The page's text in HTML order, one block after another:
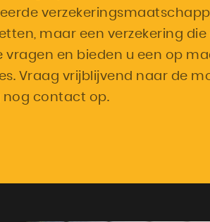
maar een verzekering
vragen en bieden u een op
Vraag vrijblijvend naar de
nog contact op.